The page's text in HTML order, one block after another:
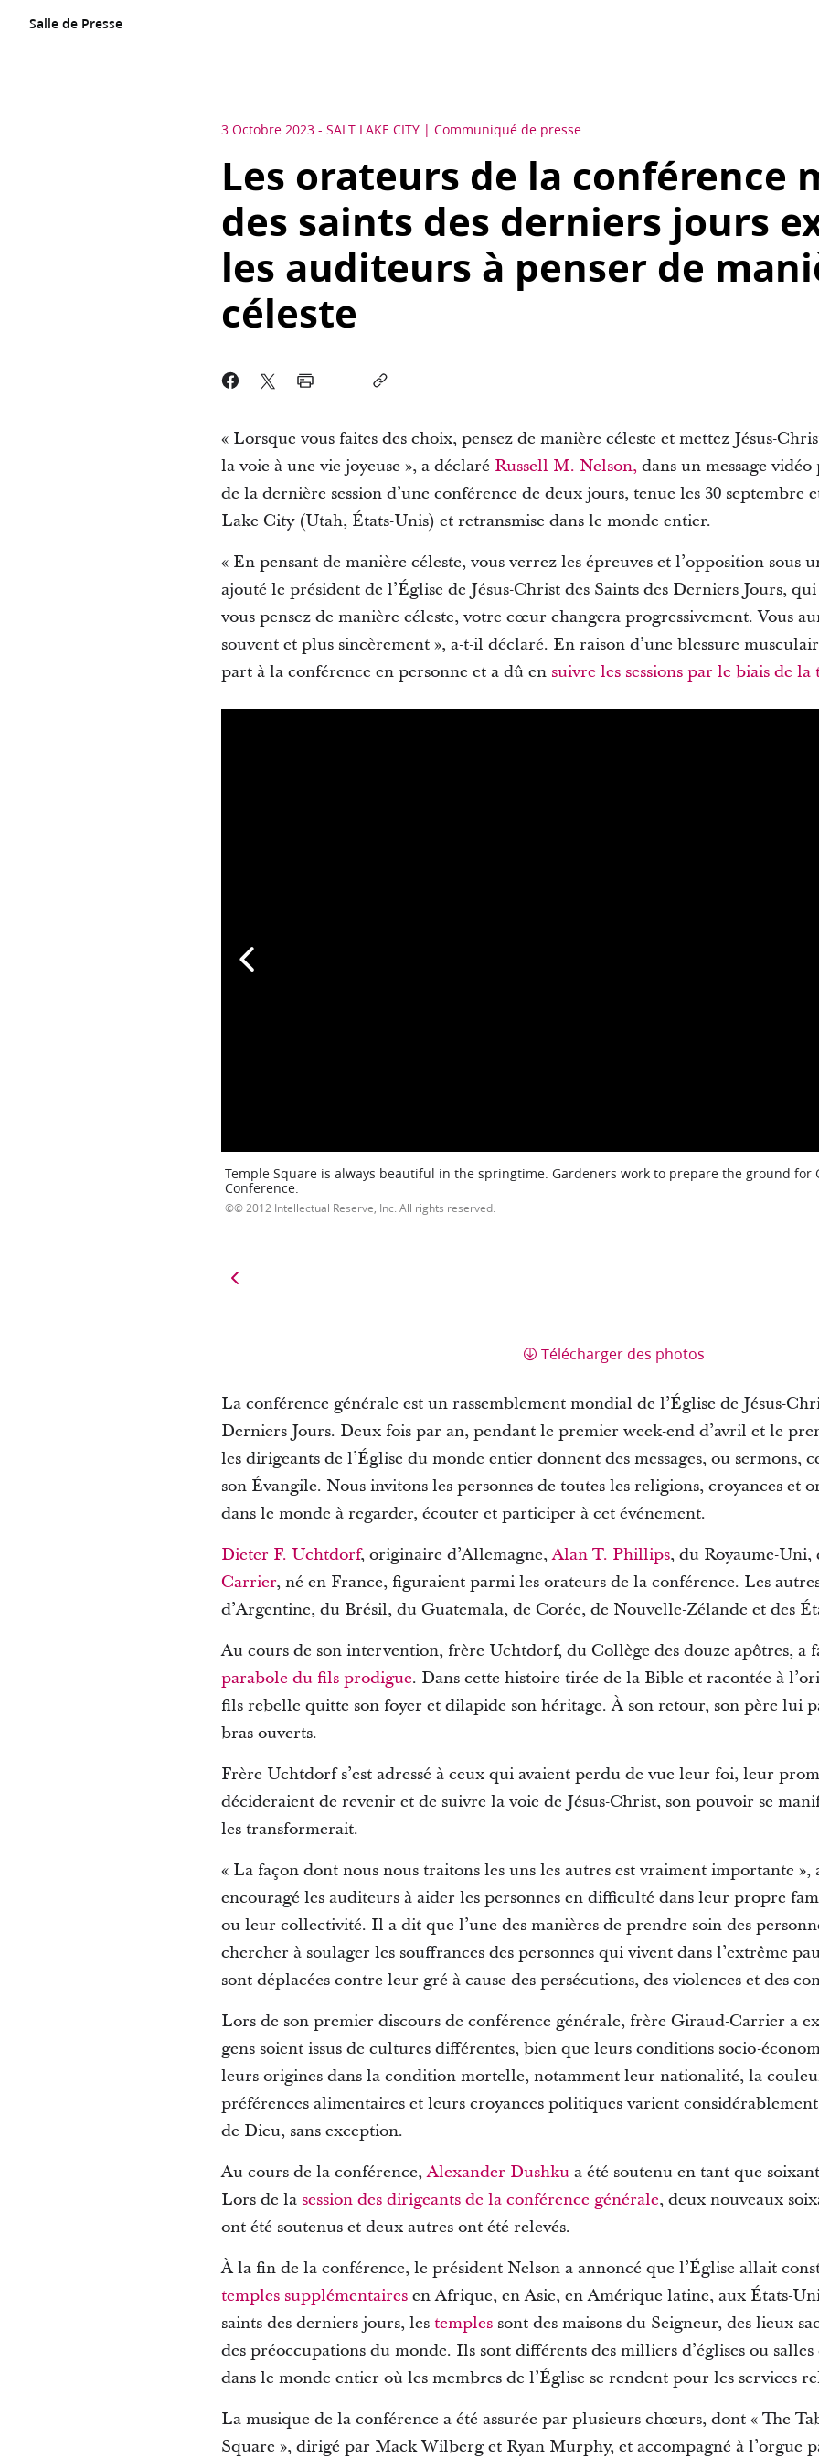
Salle de Presse
3 Octobre 2023 - SALT LAKE CITY Communiqué de presse
Les orateurs de la conférence
des saints des derniers jours
les auditeurs à penser de
céleste
« Lorsque vous faites des choix, pensez de manière céleste et mettez Jésus-
la voie à une vie joyeuse », a déclaré Russell M. Nelson, dans un message
de la dernière session d’une conférence de deux jours, tenue les 30 septembre
Lake City (Utah, États-Unis) et retransmise dans le monde entier.
« En pensant de manière céleste, vous verrez les épreuves et l’opposition sous
ajouté le président de l’Église de Jésus-Christ des Saints des Derniers Jours,
vous pensez de manière céleste, votre cœur changera progressivement. Vous
souvent et plus sincèrement », a-t-il déclaré. En raison d’une blessure
part à la conférence en personne et a dû en suivre les sessions par le biais de
Temple Square is always beautiful in the springtime. Gardeners work to prepare the ground for
Conference.
© 2012 Intellectual Reserve, Inc. All rights reserved.
Télécharger des photos
La conférence générale est un rassemblement mondial de l’Église de Jésus-
Derniers Jours. Deux fois par an, pendant le premier week-end d’avril et le
les dirigeants de l’Église du monde entier donnent des messages, ou sermons,
son Évangile. Nous invitons les personnes de toutes les religions, croyances et
dans le monde à regarder, écouter et participer à cet événement.
Dieter F. Uchtdorf, originaire d’Allemagne,Alan T. Phillips, du Royaume-Uni,
Carrier, né en France, figuraient parmi les orateurs de la conférence. Les
d’Argentine, du Brésil, du Guatemala, de Corée, de Nouvelle-Zélande et des
Au cours de son intervention, frère Uchtdorf, du Collège des douze apôtres, a
parabole du fils prodigue. Dans cette histoire tirée de la Bible et racontée à
fils rebelle quitte son foyer et dilapide son héritage. À son retour, son père lui
bras ouverts.
Frère Uchtdorf s’est adressé à ceux qui avaient perdu de vue leur foi, leur
décideraient de revenir et de suivre la voie de Jésus-Christ, son pouvoir se
les transformerait.
« La façon dont nous nous traitons les uns les autres est vraiment importante
encouragé les auditeurs à aider les personnes en difficulté dans leur propre
ou leur collectivité. Il a dit que l’une des manières de prendre soin des
chercher à soulager les souffrances des personnes qui vivent dans l’extrême
sont déplacées contre leur gré à cause des persécutions, des violences et des
Lors de son premier discours de conférence générale, frère Giraud-Carrier a
gens soient issus de cultures différentes, bien que leurs conditions socio-
leurs origines dans la condition mortelle, notamment leur nationalité, la
préférences alimentaires et leurs croyances politiques varient
de Dieu, sans exception.
Au cours de la conférence,Alexander Dushku a été soutenu en tant que
Lors de la session des dirigeants de la conférence générale, deux nouveaux
ont été soutenus et deux autres ont été relevés.
À la fin de la conférence, le président Nelson a annoncé que l’Église allait
temples supplémentairesen Afrique, en Asie, en Amérique latine, aux États-
saints des derniers jours, les templessont des maisons du Seigneur, des lieux
des préoccupations du monde. Ils sont différents des milliers d’églises ou
dans le monde entier où les membres de l’Église se rendent pour les services
La musique de la conférence a été assurée par plusieurs chœurs, dont « The
Square », dirigé par Mack Wilberg et Ryan Murphy, et accompagné à l’orgue